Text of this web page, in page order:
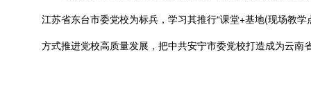
江苏省东台市委党校为标兵，学习其推行“课堂+基地(现场教
方式推进党校高质量发展，把中共安宁市委党校打造成为云南